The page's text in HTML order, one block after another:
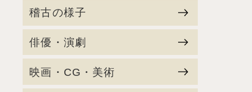
稽古の様子
俳優・演劇
映画・CG・美術